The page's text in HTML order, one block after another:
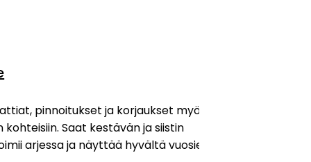
pinnoitukset ja korjaukset myös
Saat kestävän ja siistin
arjessa ja näyttää hyvältä vuosien